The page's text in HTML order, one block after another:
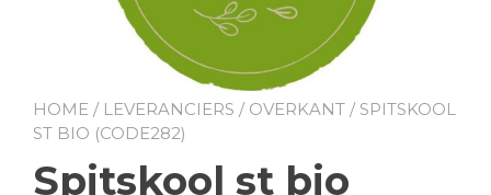
HOME / LEVERANCIERS / OVERKANT / SPITSKOOL
ST BIO (CODE282)
Spitskool st bio